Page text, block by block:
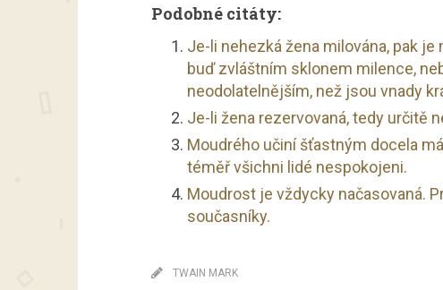
Podobné citáty:
Je-li nehezká žena milována, pak
buď zvláštním sklonem milence,
neodolatelnějším, než jsou vnady
Je-li žena rezervovaná, tedy určitě
Moudrého učiní šťastným docela
téměř všichni lidé nespokojeni.
Moudrost je vždycky načasovaná.
současníky.
TWAIN MARK